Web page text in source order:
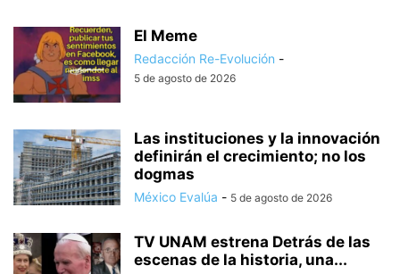
El Meme
Redacción Re-Evolución -
5 de agosto de 2026
Las instituciones y la innovación
definirán el crecimiento; no los
dogmas
México Evalúa - 5 de agosto de 2026
TV UNAM estrena Detrás de las
escenas de la historia, una...